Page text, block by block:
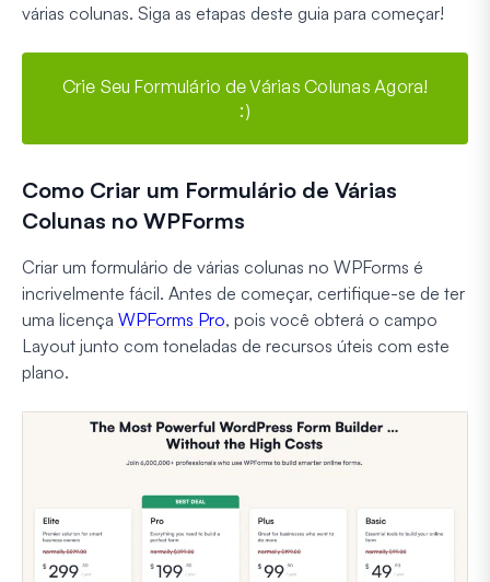
várias colunas. Siga as etapas deste guia para começar!
Crie Seu Formulário de Várias Colunas Agora!
:)
Como Criar um Formulário de Várias
Colunas no WPForms
Criar um formulário de várias colunas no WPForms é
incrivelmente fácil. Antes de começar, certifique-se de ter
uma licença WPForms Pro, pois você obterá o campo
Layout junto com toneladas de recursos úteis com este
plano.